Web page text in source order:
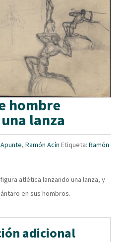
hombre
lanza
Apunte, Ramón Acín Etiqueta: Ramón
atlética lanzando una lanza, y
en sus hombros.
adicional